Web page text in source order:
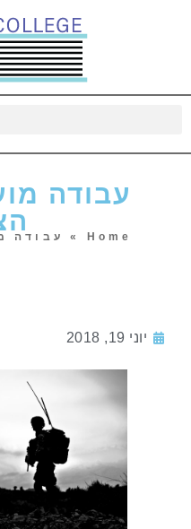
עבודה
Home
» עבודה
יוני 19, 2018